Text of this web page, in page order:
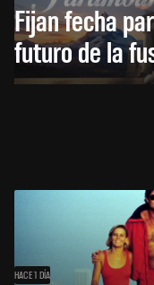
Fijan fecha
futuro de la
HACE 1 DÍA